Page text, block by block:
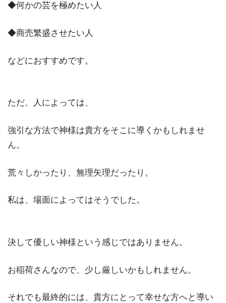
◆何かの芸を極めたい人
◆商売繁盛させたい人
などにおすすめです。
ただ、人によっては、
強引な方法で神様は貴方をそこに導くかもしれませ
ん。
荒々しかったり、無理矢理だったり。
私は、場面によってはそうでした。
決して優しい神様という感じではありません。
お稲荷さんなので、少し厳しいかもしれません。
それでも最終的には、貴方にとって幸せな方へと導い